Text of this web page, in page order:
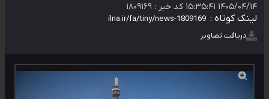
۱۴۰۵/۰۴/۱۴ ۱۵:۳۵:۴۱ کد خبر : ۱۸۰۹۱۶۹
لینک کوتاه :
دریافت تصاویر